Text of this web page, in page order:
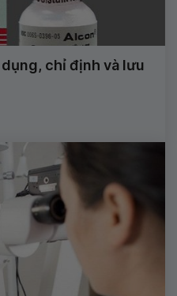
chỉ định và lưu